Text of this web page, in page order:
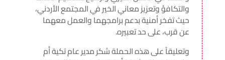
والتكافؤ وتعزيز معاني الخير في المجتمع الأردني،
حيث تفخر أمنية بدعم برامجهما والعمل معهما
عن قرب، على حد تعبيره.
وتعليقاً على هذه الحملة شكر مدير عام تكية أم